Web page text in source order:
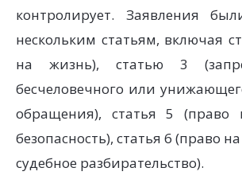
контролирует. Заявления
нескольким статьям, включая
на жизнь), статью 3
бесчеловечного или
обращения), статья 5 (право
безопасность), статья 6 (право
судебное разбирательство).